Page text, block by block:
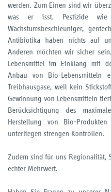
werden. Zum Einen sind wir
was er isst. Pestizide wie
Wachstumsbeschleuniger,
Antibiotika haben nichts auf
Anderen möchten wir sicher
Lebensmittel im Einklang mit
Anbau von Bio-Lebensmitteln
Treibhausgase, weil kein
Gewinnung von Lebensmitteln
Berücksichtigung des
Herstellung von Bio-
unterliegen strengen Kontrollen.
Zudem sind für uns Regionalität,
echter Mehrwert.